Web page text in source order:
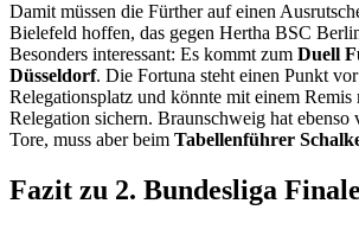
Damit müssen die Fürther auf einen
Bielefeld hoffen, das gegen Hertha BSC
Besonders interessant: Es kommt zum Duell
Düsseldorf. Die Fortuna steht einen Punkt
Relegationsplatz und könnte mit einem Remis
Relegation sichern. Braunschweig hat ebenso
Tore, muss aber beim Tabellenführer
Fazit zu 2. Bundesliga Finale